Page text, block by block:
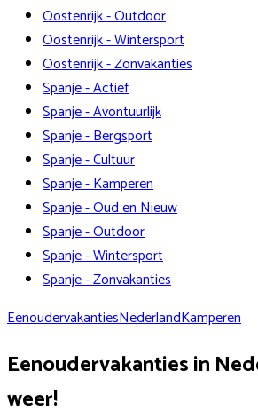
Oostenrijk - Outdoor
Oostenrijk - Wintersport
Oostenrijk - Zonvakanties
Spanje - Actief
Spanje - Avontuurlijk
Spanje - Bergsport
Spanje - Cultuur
Spanje - Kamperen
Spanje - Oud en Nieuw
Spanje - Outdoor
Spanje - Wintersport
Spanje - Zonvakanties
EenoudervakantiesNederlandKamperen
Eenoudervakanties in
weer!